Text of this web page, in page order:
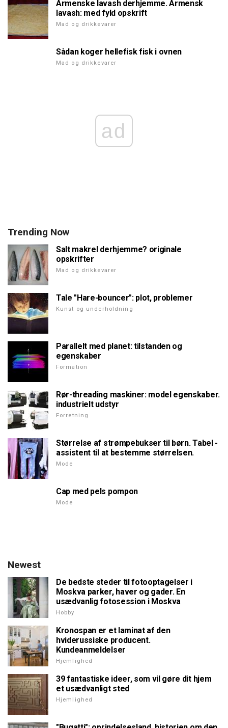
Armenske lavash derhjemme. Armensk
lavash: med fyld opskrift
Mad og drikkevarer
Sådan koger hellefisk fisk i ovnen
Mad og drikkevarer
ad
Trending Now
Salt makrel derhjemme? originale
opskrifter
Mad og drikkevarer
Tale "Hare-bouncer": plot, problemer
Kunst og underholdning
Parallelt med planet: tilstanden og
egenskaber
Formation
Rør-threading maskiner: model egenskaber.
industrielt udstyr
Forretning
Størrelse af strømpebukser til børn. Tabel -
assistent til at bestemme størrelsen.
Mode
Cap med pels pompon
Mode
Newest
De bedste steder til fotooptagelser i
Moskva parker, haver og gader. En
usædvanlig fotosession i Moskva
Hobby
Kronospan er et laminat af den
hviderussiske producent.
Kundeanmeldelser
Hjemlighed
39 fantastiske ideer, som vil gøre dit hjem
et usædvanligt sted
Hjemlighed